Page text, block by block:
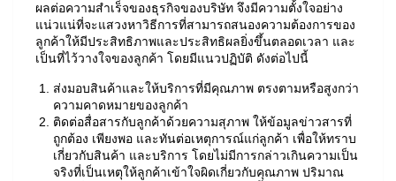
ผลต่อความสำเร็จของธุรกิจของบริษัท จึงมีความตั้งใจอย่าง
แน่วแน่ที่จะแสวงหาวิธีการที่สามารถสนองความต้องการของ
ลูกค้าให้มีประสิทธิภาพและประสิทธิผลยิ่งขึ้นตลอดเวลา และ
เป็นที่ไว้วางใจของลูกค้า โดยมีแนวปฏิบัติ ดังต่อไปนี้
ส่งมอบสินค้าและให้บริการที่มีคุณภาพ ตรงตามหรือสูงกว่า
ความคาดหมายของลูกค้า
ติดต่อสื่อสารกับลูกค้าด้วยความสุภาพ ให้ข้อมูลข่าวสารที่
ถูกต้อง เพียงพอ และทันต่อเหตุการณ์แก่ลูกค้า เพื่อให้ทราบ
เกี่ยวกับสินค้า และบริการ โดยไม่มีการกล่าวเกินความเป็น
จริงที่เป็นเหตุให้ลูกค้าเข้าใจผิดเกี่ยวกับคุณภาพ ปริมาณ